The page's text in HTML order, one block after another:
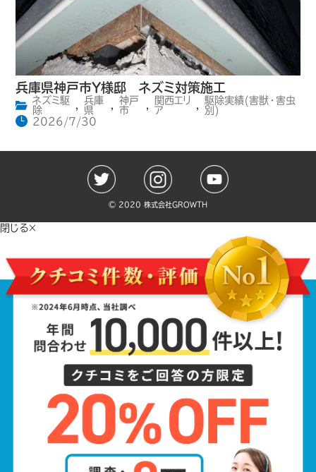
兵庫県神戸市Y様邸 ネズミ対策施工
ネズミ駆
除
,
兵庫
県
,
神戸
市
,
関西エリ
ア
,
駆除実績(害獣・害虫
別)
2026/7/30
©️ 2020 株式会社GROWTH
閉じる×